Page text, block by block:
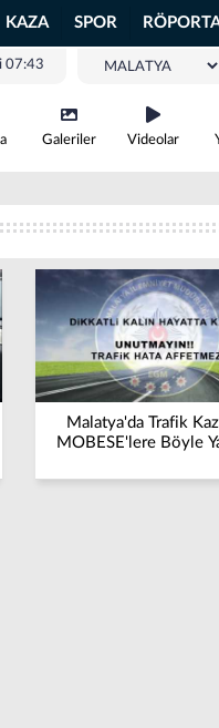
KAZA SPOR
07:43
Galeriler Videolar
Malatya'da Trafik
MOBESE'lere Böyle